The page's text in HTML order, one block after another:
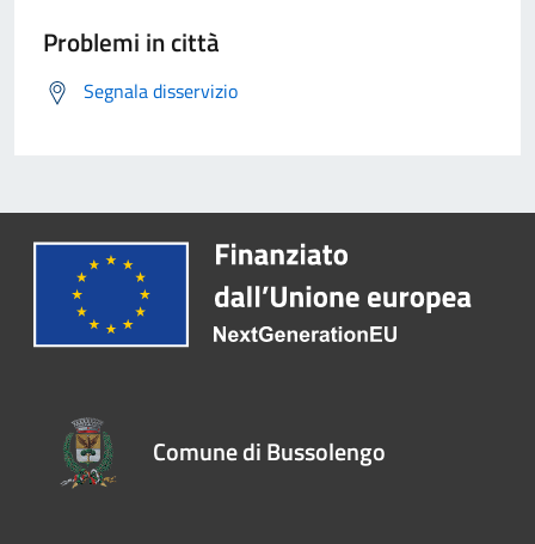
Problemi in città
Segnala disservizio
Comune di Bussolengo